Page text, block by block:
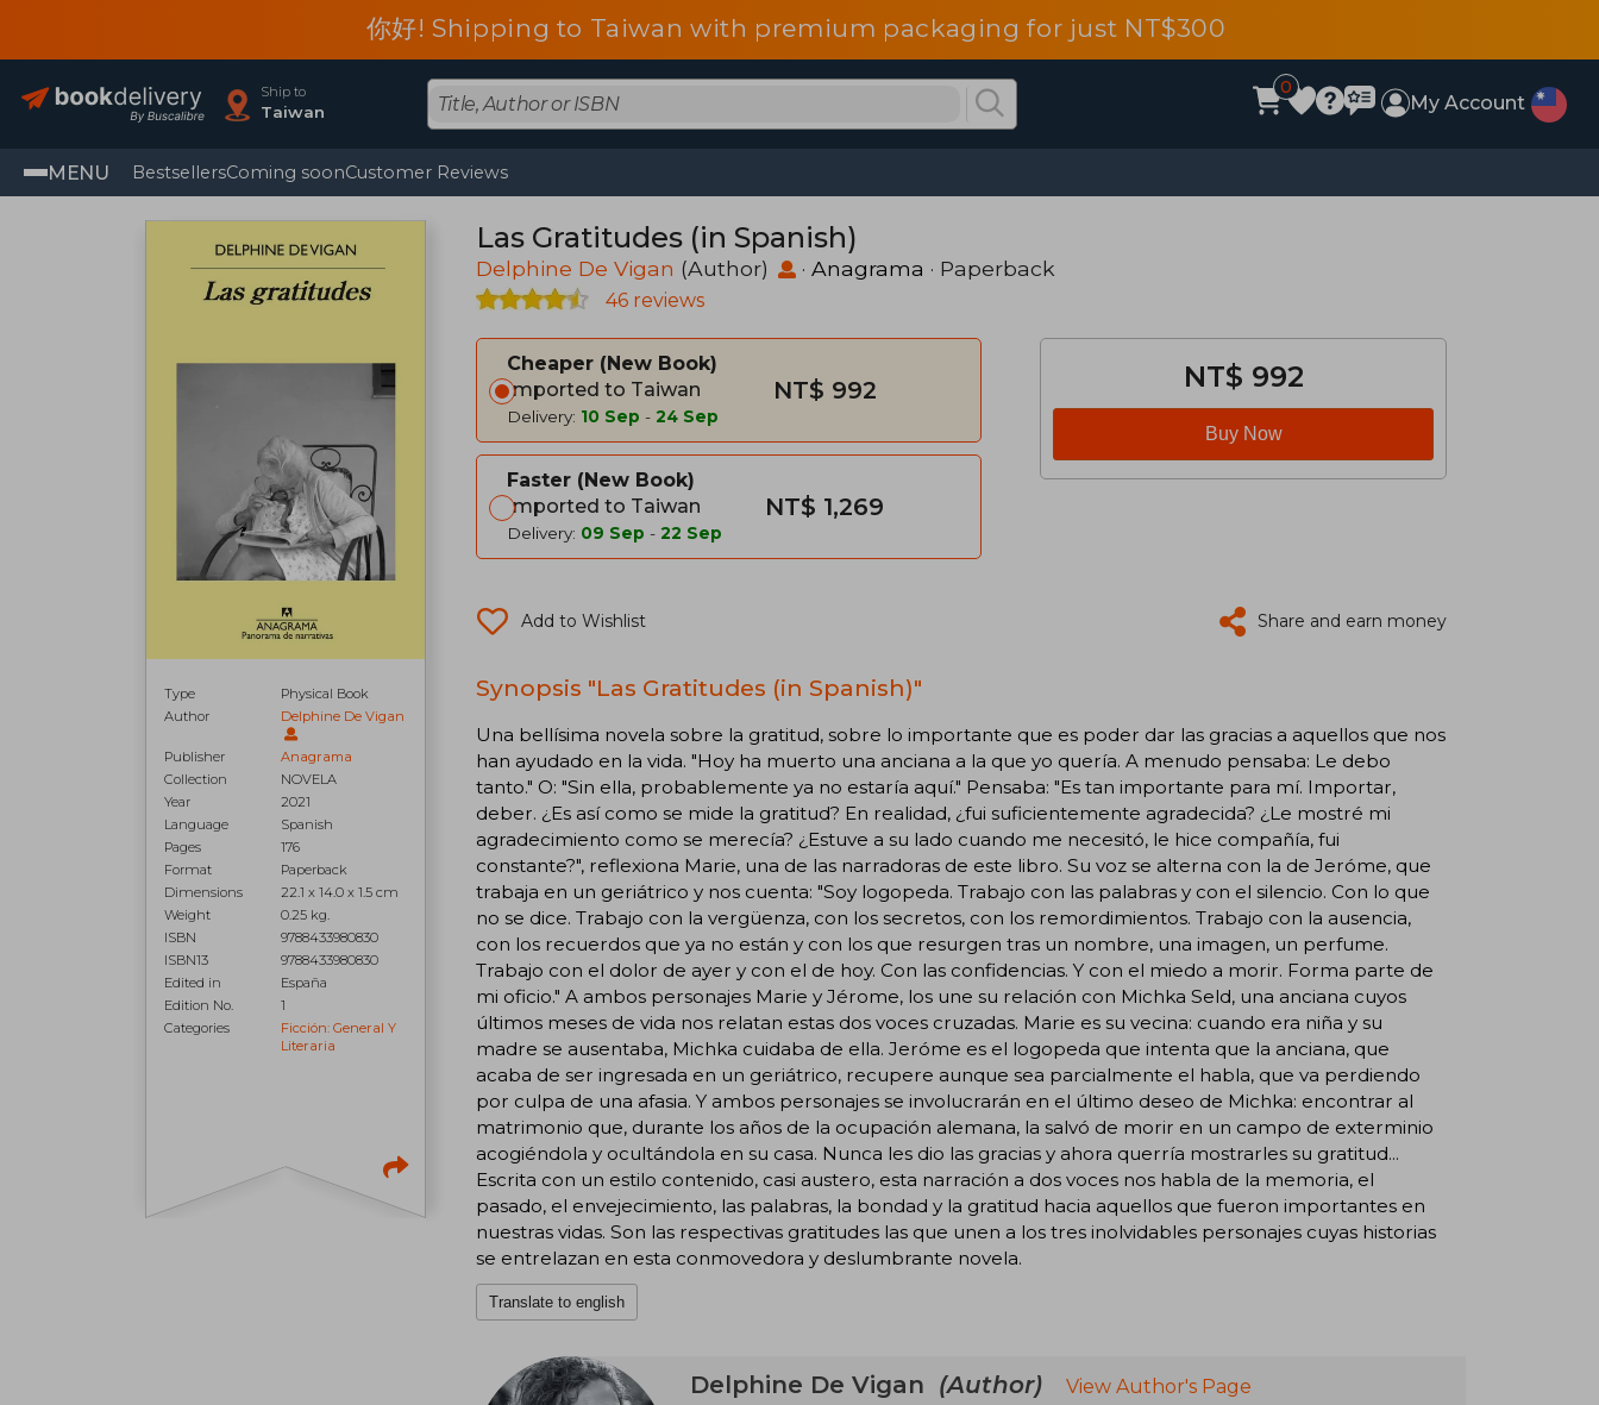
你好! Shipping to Taiwan with premium packaging for just NT$300
Ship to
Taiwan
0
My Account
MENU BestsellersComing soonCustomer Reviews
Type
Physical Book
Author
Delphine De Vigan
Publisher
Anagrama
Collection
NOVELA
Year
2021
Language
Spanish
Pages
176
Format
Paperback
Dimensions
22.1 x 14.0 x 1.5 cm
Weight
0.25 kg.
ISBN
9788433980830
ISBN13
9788433980830
Edited in
España
Edition No.
1
Categories
Ficción: General Y
Literaria
Las Gratitudes (in Spanish)
Delphine De Vigan (Author) · Anagrama · Paperback
46 reviews
Cheaper
New Book
Imported to Taiwan
Delivery: 10 Sep - 24 Sep
NT$ 992
Faster
New Book
Imported to Taiwan
Delivery: 09 Sep - 22 Sep
NT$ 1,269
NT$ 992
Buy Now
Add to Wishlist Share and earn money
Synopsis "Las Gratitudes (in Spanish)"
Una bellísima novela sobre la gratitud, sobre lo importante que es poder dar las gracias a aquellos que nos
han ayudado en la vida. "Hoy ha muerto una anciana a la que yo quería. A menudo pensaba: Le debo
tanto." O: "Sin ella, probablemente ya no estaría aquí." Pensaba: "Es tan importante para mí. Importar,
deber. ¿Es así como se mide la gratitud? En realidad, ¿fui suficientemente agradecida? ¿Le mostré mi
agradecimiento como se merecía? ¿Estuve a su lado cuando me necesitó, le hice compañía, fui
constante?", reflexiona Marie, una de las narradoras de este libro. Su voz se alterna con la de Jeróme, que
trabaja en un geriátrico y nos cuenta: "Soy logopeda. Trabajo con las palabras y con el silencio. Con lo que
no se dice. Trabajo con la vergüenza, con los secretos, con los remordimientos. Trabajo con la ausencia,
con los recuerdos que ya no están y con los que resurgen tras un nombre, una imagen, un perfume.
Trabajo con el dolor de ayer y con el de hoy. Con las confidencias. Y con el miedo a morir. Forma parte de
mi oficio." A ambos personajes Marie y Jérome, los une su relación con Michka Seld, una anciana cuyos
últimos meses de vida nos relatan estas dos voces cruzadas. Marie es su vecina: cuando era niña y su
madre se ausentaba, Michka cuidaba de ella. Jeróme es el logopeda que intenta que la anciana, que
acaba de ser ingresada en un geriátrico, recupere aunque sea parcialmente el habla, que va perdiendo
por culpa de una afasia. Y ambos personajes se involucrarán en el último deseo de Michka: encontrar al
matrimonio que, durante los años de la ocupación alemana, la salvó de morir en un campo de exterminio
acogiéndola y ocultándola en su casa. Nunca les dio las gracias y ahora querría mostrarles su gratitud...
Escrita con un estilo contenido, casi austero, esta narración a dos voces nos habla de la memoria, el
pasado, el envejecimiento, las palabras, la bondad y la gratitud hacia aquellos que fueron importantes en
nuestras vidas. Son las respectivas gratitudes las que unen a los tres inolvidables personajes cuyas historias
se entrelazan en esta conmovedora y deslumbrante novela.
Translate to english
Delphine De Vigan (Author)
View Author's Page